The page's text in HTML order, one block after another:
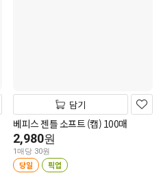
담기
베피스 젠틀 소프트 (캡) 100매
2,980원
1매당 30원
당일 픽업